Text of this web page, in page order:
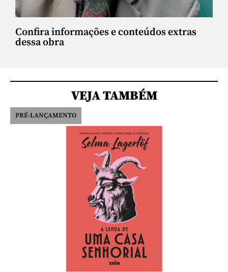
Confira informações e conteúdos extras
dessa obra
VEJA TAMBÉM
PRÉ-LANÇAMENTO